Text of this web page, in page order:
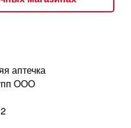
аптечка
ООО